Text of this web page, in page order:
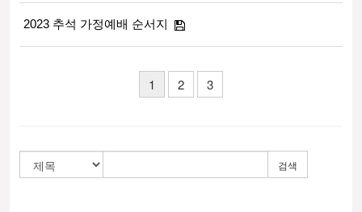
2023 추석 가정예배 순서지
1 2 3
검색